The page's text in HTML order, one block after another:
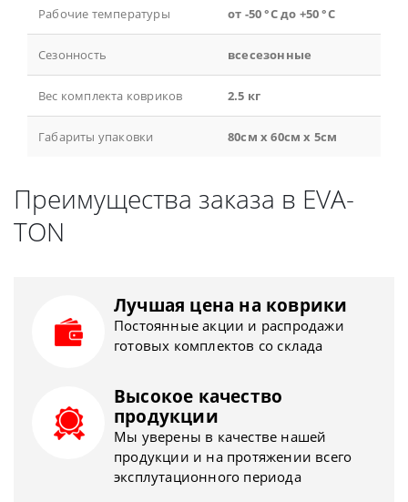
Рабочие температуры от -50 °С до +50 °С
Сезонность всесезонные
Вес комплекта ковриков 2.5 кг
Габариты упаковки 80см x 60см x 5см
Преимущества заказа в EVA-
TON
Лучшая цена на коврики
Постоянные акции и распродажи
готовых комплектов со склада
Высокое качество
продукции
Мы уверены в качестве нашей
продукции и на протяжении всего
эксплутационного периода